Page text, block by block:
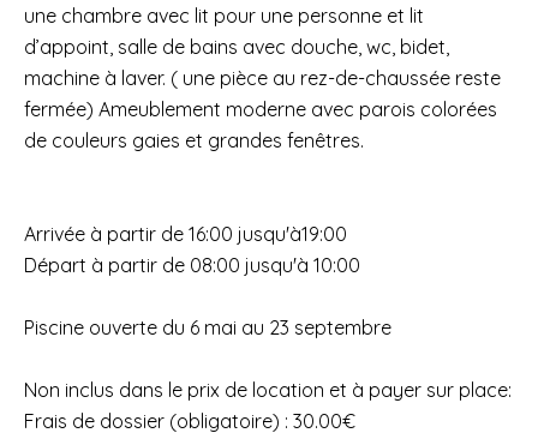
une chambre avec lit pour une personne et lit
d’appoint, salle de bains avec douche, wc, bidet,
machine à laver. ( une pièce au rez-de-chaussée reste
fermée) Ameublement moderne avec parois colorées
de couleurs gaies et grandes fenêtres.
Arrivée à partir de 16:00 jusqu'à19:00
Départ à partir de 08:00 jusqu'à 10:00
Piscine ouverte du 6 mai au 23 septembre
Non inclus dans le prix de location et à payer sur place:
Frais de dossier (obligatoire) : 30.00€